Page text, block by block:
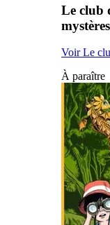
Le club
mystères
Voir Le
À paraître